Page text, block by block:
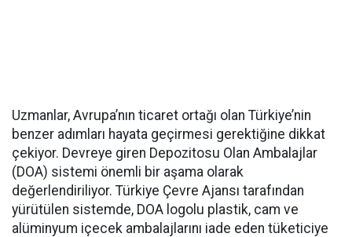
Uzmanlar, Avrupa’nın ticaret ortağı olan Türkiye’nin
benzer adımları hayata geçirmesi gerektiğine dikkat
çekiyor. Devreye giren Depozitosu Olan Ambalajlar
(DOA) sistemi önemli bir aşama olarak
değerlendiriliyor. Türkiye Çevre Ajansı tarafından
yürütülen sistemde, DOA logolu plastik, cam ve
alüminyum içecek ambalajlarını iade eden tüketiciye